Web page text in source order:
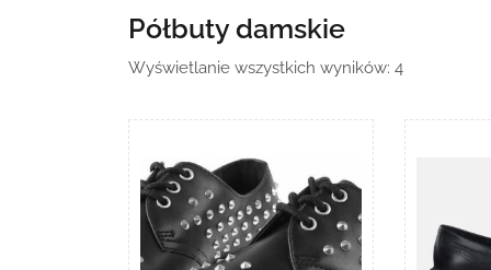
Półbuty damskie
Wyświetlanie wszystkich wyników: 4